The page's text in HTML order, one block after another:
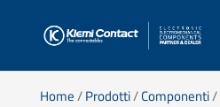
Home/Prodotti/Componenti/